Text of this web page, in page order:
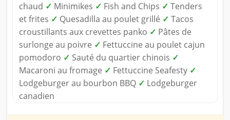
chaud ✓ Minimikes ✓ Fish and Chips ✓ Tenders
et frites ✓ Quesadilla au poulet grillé ✓ Tacos
croustillants aux crevettes panko ✓ Pâtes de
surlonge au poivre ✓ Fettuccine au poulet cajun
pomodoro ✓ Sauté du quartier chinois ✓
Macaroni au fromage ✓ Fettuccine Seafesty ✓
Lodgeburger au bourbon BBQ ✓ Lodgeburger
canadien